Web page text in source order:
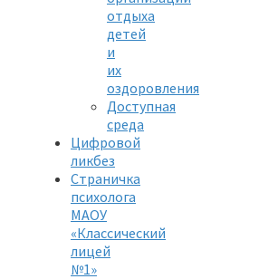
отдыха
детей
и
их
оздоровления
Доступная
среда
Цифровой
ликбез
Страничка
психолога
МАОУ
«Классический
лицей
№1»